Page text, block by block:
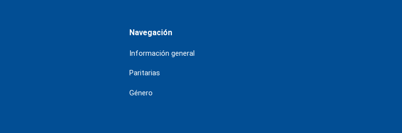
Navegación
Información general
Paritarias
Género